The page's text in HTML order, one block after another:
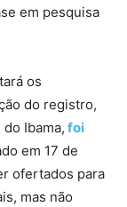
em pesquisa
os
do registro,
Ibama, foi
em 17 de
ofertados para
mas não